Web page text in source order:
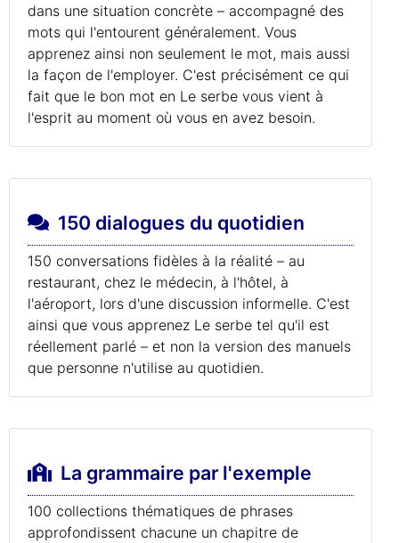
dans une situation concrète – accompagné des
mots qui l'entourent généralement. Vous
apprenez ainsi non seulement le mot, mais aussi
la façon de l'employer. C'est précisément ce qui
fait que le bon mot en Le serbe vous vient à
l'esprit au moment où vous en avez besoin.
150 dialogues du quotidien
150 conversations fidèles à la réalité – au
restaurant, chez le médecin, à l'hôtel, à
l'aéroport, lors d'une discussion informelle. C'est
ainsi que vous apprenez Le serbe tel qu'il est
réellement parlé – et non la version des manuels
que personne n'utilise au quotidien.
La grammaire par l'exemple
100 collections thématiques de phrases
approfondissent chacune un chapitre de